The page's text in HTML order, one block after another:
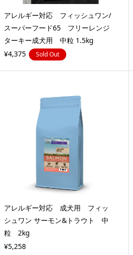
アレルギー対応 フィッシュワン/
スーパーフード65 フリーレンジ
ターキー成犬用 中粒 1.5kg
¥4,375
Sold Out
アレルギー対応 成犬用 フィッ
シュワン サーモン&トラウト 中
粒 2kg
¥5,258